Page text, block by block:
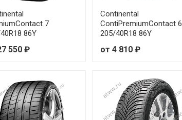
Laufenn Z-Fit EQ LK03 245/35R20 95Y
Laufenn Z-Fit EQ LK03 245/40R20 99Y
Laufenn Z-Fit EQ LK03 245/45R17 99Y
7
86Y
550 ₽
Continental
ContiPremiumContact 6
205/40R18 86Y
от 4 810 ₽